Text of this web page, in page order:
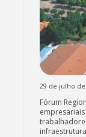
29 de julho de
Fórum